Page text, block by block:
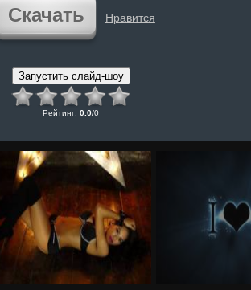
Скачать Нравится
Рейтинг: 0.0/0